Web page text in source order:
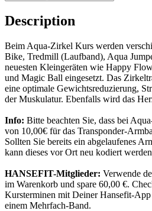
Description
Beim Aqua-Zirkel Kurs werden
Bike, Tredmill (Laufband), Aqua
neuesten Kleingeräten wie Happy
und Magic Ball eingesetzt. Das
eine optimale Gewichtsreduzierung,
der Muskulatur. Ebenfalls wird das
Info: Bitte beachten Sie, dass bei
von 10,00€ für das Transponder-
Sollten Sie bereits ein abgelaufenes
kann dieses vor Ort neu kodiert
HANSEFIT-Mitglieder: Verwende
im Warenkorb und spare 60,00 €.
Kursterminen mit Deiner Hansefit-
einem Mehrfach-Band.